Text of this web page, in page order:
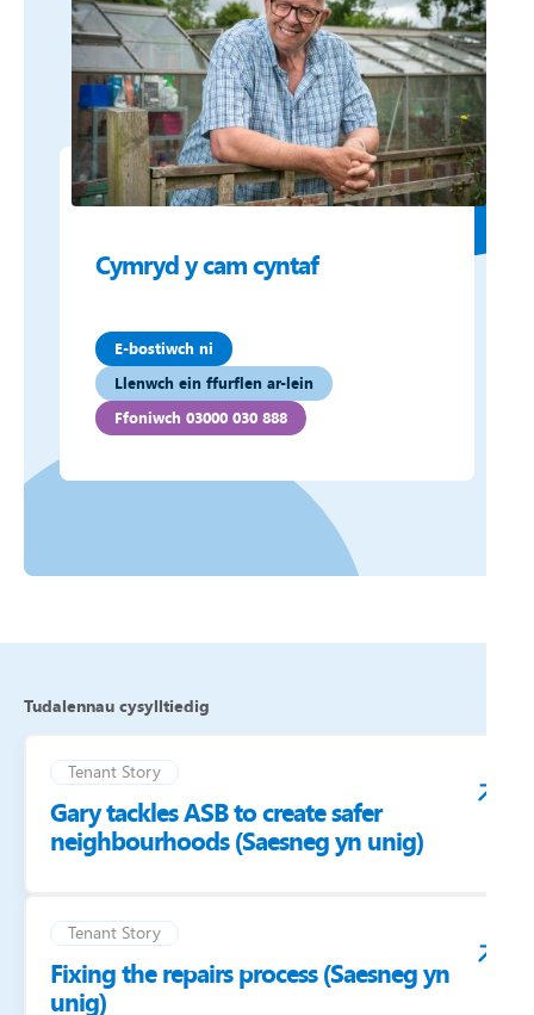
Cymryd y cam cyntaf
E-bostiwch ni
Llenwch ein ffurflen ar-lein
Ffoniwch 03000 030 888
Tudalennau cysylltiedig
Tenant Story
Gary tackles ASB to create safer
neighbourhoods (Saesneg yn unig)
Tenant Story
Fixing the repairs process (Saesneg yn
unig)